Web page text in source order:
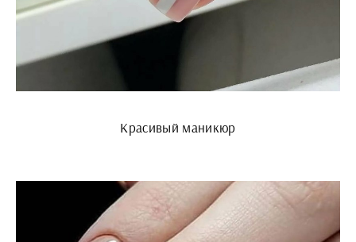
Красивый маникюр